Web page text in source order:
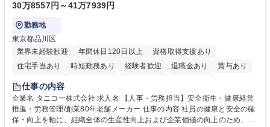
30万8557円～41万7939円
勤務地
東京都品川区
業界未経験歓迎
年間休日120日以上
資格取得支援あり
住宅手当あり
時短勤務あり 経験者歓迎 退職金あり
賞与あり
完全週休2日制
寮・社宅あり
仕事の内容
企業名 タニコー株式会社 求人名 【人事・労務担当】安全衛生・健康経営
推進・労務管理/創業80年老舗メーカー 仕事の内容 社員の健康と安全の確
保・向上を軸に、組織全体の生産性向上および企業価値の向上のため、経